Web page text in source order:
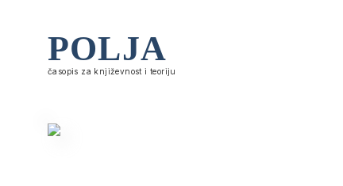
POLJA
časopis za književnost i teoriju